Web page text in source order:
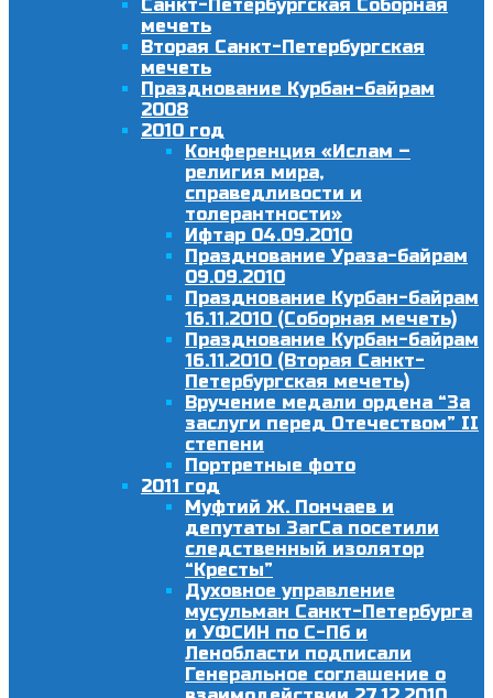
Санкт-Петербургская Соборная
мечеть
Вторая Санкт-Петербургская
мечеть
Празднование Курбан-байрам
2008
2010 год
Конференция «Ислам –
религия мира,
справедливости и
толерантности»
Ифтар 04.09.2010
Празднование Ураза-байрам
09.09.2010
Празднование Курбан-байрам
16.11.2010 (Соборная мечеть)
Празднование Курбан-байрам
16.11.2010 (Вторая Санкт-
Петербургская мечеть)
Вручение медали ордена “За
заслуги перед Отечеством” II
степени
Портретные фото
2011 год
Муфтий Ж. Пончаев и
депутаты ЗагСа посетили
следственный изолятор
“Кресты”
Духовное управление
мусульман Санкт-Петербурга
и УФСИН по С-Пб и
Ленобласти подписали
Генеральное соглашение о